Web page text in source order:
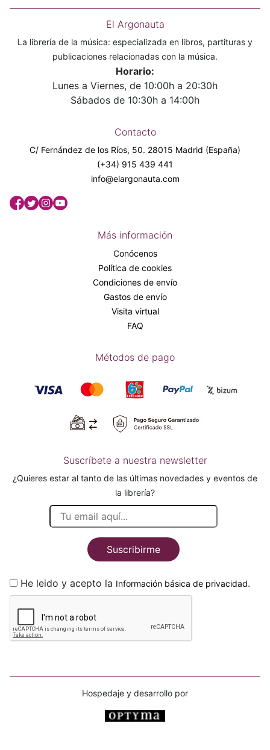
El Argonauta
La librería de la música: especializada en libros, partituras y
publicaciones relacionadas con la música.
Horario:
Lunes a Viernes, de 10:00h a 20:30h
Sábados de 10:30h a 14:00h
Contacto
C/ Fernández de los Ríos, 50. 28015 Madrid (España)
(+34) 915 439 441
info@elargonauta.com
Más información
Conócenos
Política de cookies
Condiciones de envío
Gastos de envío
Visita virtual
FAQ
Métodos de pago
Suscríbete a nuestra newsletter
¿Quieres estar al tanto de las últimas novedades y eventos de
la librería?
Suscribirme
He leido y acepto la Información básica de privacidad.
Hospedaje y desarrollo por